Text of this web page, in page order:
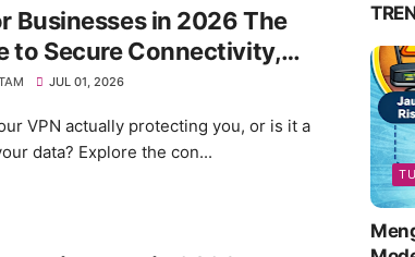
Businesses in 2026 The
to Secure Connectivity,
Cybersecurity Best
Privacy, Sensitive Data
a Future-Ready VPN
JUL 01, 2026
VPN actually protecting you, or is it a
data? Explore the con...